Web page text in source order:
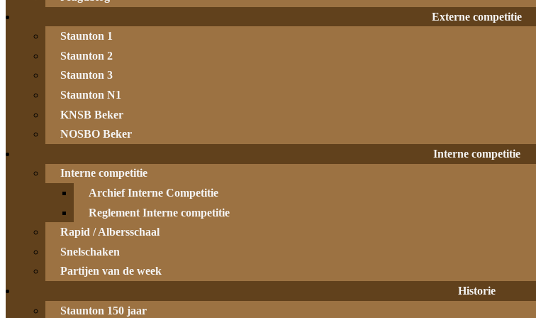
Externe competitie
Staunton 1
Staunton 2
Staunton 3
Staunton N1
KNSB Beker
NOSBO Beker
Interne competitie
Interne competitie
Archief Interne Competitie
Reglement Interne competitie
Rapid / Albersschaal
Snelschaken
Partijen van de week
Historie
Staunton 150 jaar